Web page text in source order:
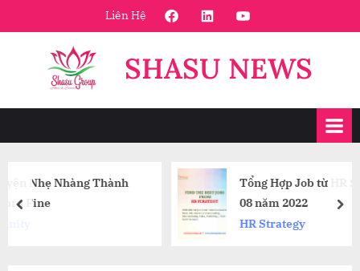
to
Liên Hệ FaceBookLinkedinYoutube
SHASU NEWS
Tổng Hợp Job từ HR Strategy – Tuần 2
08 năm 2022
HR Strategy
prev